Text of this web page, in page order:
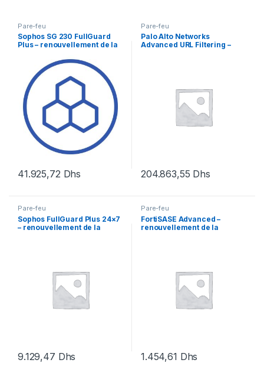
Pare-feu
Sophos SG 230 FullGuard
Plus – renouvellement de la
– 1 licence
41.925,72 Dhs
Pare-feu
Palo Alto Networks
Advanced URL Filtering –
204.863,55 Dhs
Pare-feu
Sophos FullGuard Plus 24×7
– renouvellement de la
9.129,47 Dhs
Pare-feu
FortiSASE Advanced –
renouvellement de la
1.454,61 Dhs